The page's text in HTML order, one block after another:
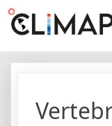
SkipMapas de acción